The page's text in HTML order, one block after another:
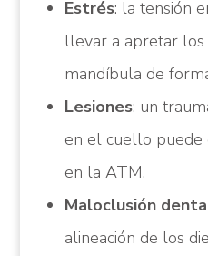
Estrés: la tensión
llevar a apretar
mandíbula de
Lesiones: un
en el cuello puede
en la ATM.
Maloclusión
alineación de los